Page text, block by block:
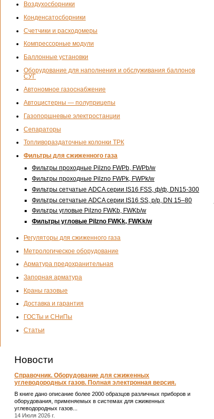
Воздухосборники
Конденсатосборники
Счетчики и расходомеры
Компрессорные модули
Баллонные установки
Оборудование для наполнения и обслуживания баллонов
СУГ
Автономное газоснабжение
Автоцистерны — полуприцепы
Газопоршневые электростанции
Сепараторы
Топливораздаточные колонки ТРК
Фильтры для сжиженного газа
Фильтры проходные Pilzno FWPb, FWРb/w
Фильтры проходные Pilzno FWPk, FWРk/w
Фильтры сетчатые ADCA серии IS16 FSS, ф/ф DN15-300
Фильтры сетчатые ADCA серии IS16 SS, р/р , DN 15–80
Фильтры угловые Pilzno FWKb, FWKb/w
Фильтры угловые Pilzno FWKk, FWKk/w
Регуляторы для сжиженного газа
Метрологическое оборудование
Арматура предохранительная
Запорная арматура
Краны газовые
Доставка и гарантия
ГОСТы и СНиПы
Статьи
Новости
Справочник. Оборудование для сжиженных
углеводородных газов. Полная электронная версия.
В книге дано описание более 2000 образцов различных приборов и
оборудования, применяемых в системах для сжиженных
углеводородных газов...
14 Июля 2026 г.